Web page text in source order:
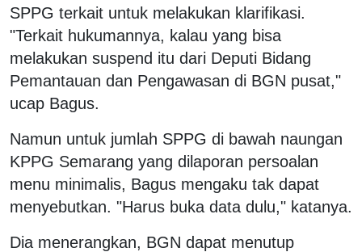
SPPG terkait untuk melakukan klarifikasi.
"Terkait hukumannya, kalau yang bisa
melakukan suspend itu dari Deputi Bidang
Pemantauan dan Pengawasan di BGN pusat,"
ucap Bagus.
Namun untuk jumlah SPPG di bawah naungan
KPPG Semarang yang dilaporan persoalan
menu minimalis, Bagus mengaku tak dapat
menyebutkan. "Harus buka data dulu," katanya.
Dia menerangkan, BGN dapat menutup